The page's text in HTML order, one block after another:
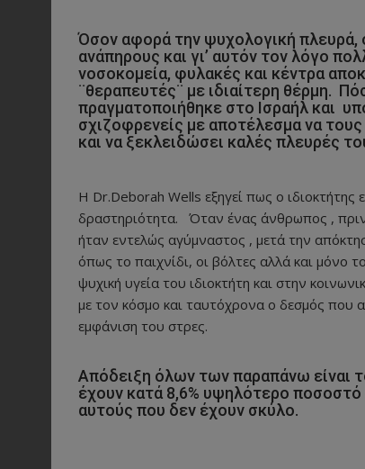
Όσον αφορά την ψυχολογική πλευρά,
ανάπηρους και γι’ αυτόν τον λόγο
νοσοκομεία, φυλακές και κέντρα
¨θεραπευτές¨ με ιδιαίτερη θέρμη.
πραγματοποιήθηκε στο Ισραήλ και
σχιζοφρενείς με αποτέλεσμα να
και να ξεκλειδώσει καλές πλευρές
Η Dr.Deborah Wells εξηγεί πως ο
δραστηριότητα. Όταν ένας άνθρωπος ,
ήταν εντελώς αγύμναστος , μετά την
όπως το παιχνίδι, οι βόλτες αλλά και μόνο
ψυχική υγεία του ιδιοκτήτη και στην
με τον κόσμο και ταυτόχρονα ο δεσμός που
εμφάνιση του στρες.
Απόδειξη όλων των παραπάνω είναι
έχουν κατά 8,6% υψηλότερο
αυτούς που δεν έχουν σκύλο.